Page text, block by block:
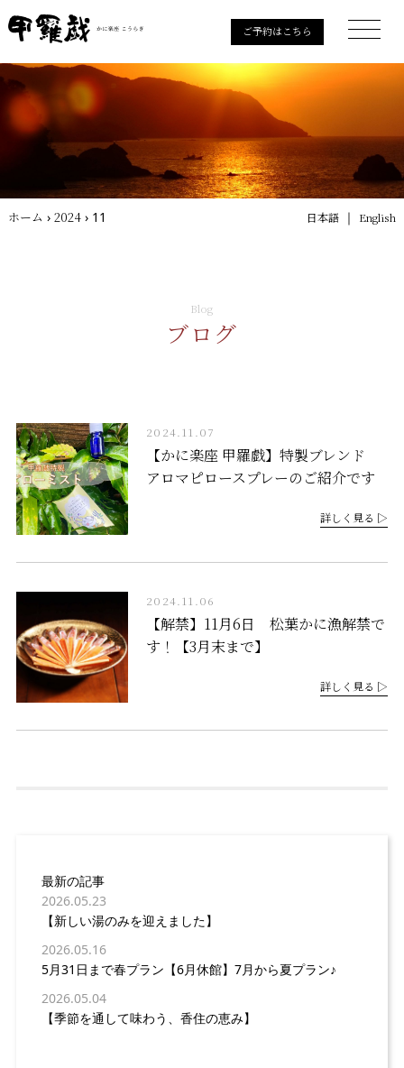
ご予約はこちら
ホーム › 2024 ›11 日本語 ｜ English
Blog
ブログ
2024.11.07
【かに楽座 甲羅戯】特製ブレンド
アロマピロースプレーのご紹介です
詳しく見る ▷
2024.11.06
【解禁】11月6日 松葉かに漁解禁で
す！【3月末まで】
詳しく見る ▷
最新の記事
2026.05.23
【新しい湯のみを迎えました】
2026.05.16
5月31日まで春プラン【6月休館】7月から夏プラン♪
2026.05.04
【季節を通して味わう、香住の恵み】